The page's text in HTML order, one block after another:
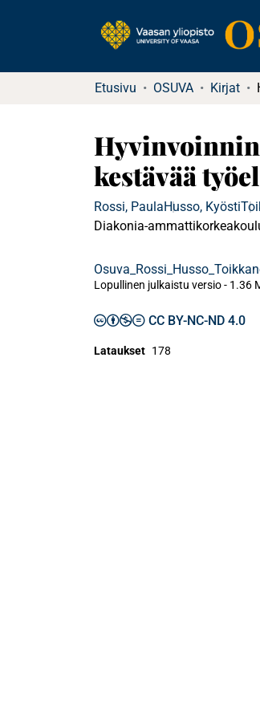
Etusivu OSUVA Kirjat
kestävää
Rossi, PaulaHusso, Kyösti
Diakonia-
Lopullinen julkaistu versio- 1.36
CC BY-NC-ND 4.0
Lataukset 178